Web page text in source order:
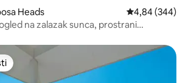
Heads Prosječna
4,84 (344)
na zalazak sunca, prostrani
s oznakom „Odabrali gosti”